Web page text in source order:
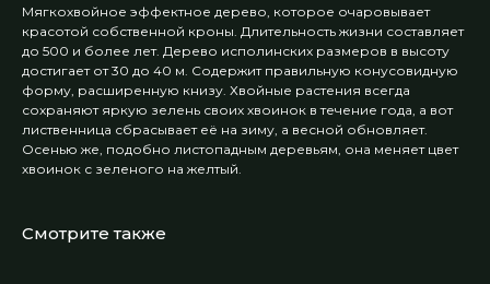
Мягкохвойное эффектное дерево, которое очаровывает
красотой собственной кроны. Длительность жизни составляет
до 500 и более лет. Дерево исполинских размеров в высоту
достигает от 30 до 40 м. Содержит правильную конусовидную
форму, расширенную книзу. Хвойные растения всегда
сохраняют яркую зелень своих хвоинок в течение года, а вот
лиственница сбрасывает её на зиму, а весной обновляет.
Осенью же, подобно листопадным деревьям, она меняет цвет
хвоинок с зеленого на желтый.
Смотрите также